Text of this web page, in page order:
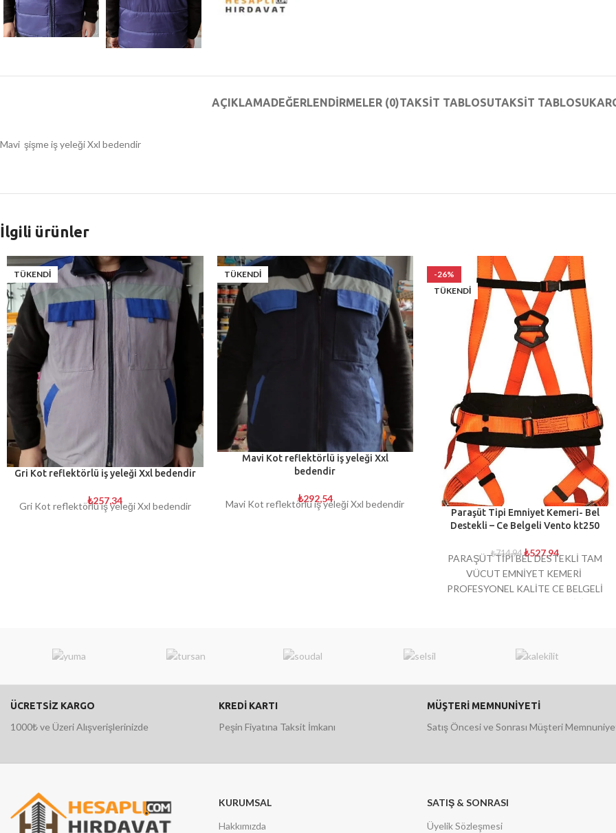
AÇIKLAMADEĞERLENDIRMELER (0)TAKSIT TABLOSUTAKSIT TABLOSU
Mavi şişme iş yeleği Xxl bedendir
İlgili ürünler
TÜKENDI
Gri Kot reflektörlü iş yeleği Xxl bedendir
₺257,34
Gri Kot reflektörlü iş yeleği Xxl bedendir
TÜKENDI
Mavi Kot reflektörlü iş yeleği Xxl
bedendir
₺292,54
Mavi Kot reflektörlü iş yeleği Xxl bedendir
-26%
TÜKENDI
Paraşüt Tipi Emniyet Kemeri- Bel
Destekli – Ce Belgeli Vento kt250
₺714,94 ₺527,94
PARAŞÜT TİPİ BEL DESTEKLİ TAM
VÜCUT EMNİYET KEMERİ
PROFESYONEL KALİTE CE BELGELİ
ÜCRETSİZ KARGO
1000₺ ve Üzeri Alışverişlerinizde
KREDİ KARTI
Peşin Fiyatına Taksit İmkanı
MÜŞTERİ MEMNUNİYETİ
Satış Öncesi ve Sonrası Müşteri
KURUMSAL
Hakkımızda
SATIŞ & SONRASI
Üyelik Sözleşmesi